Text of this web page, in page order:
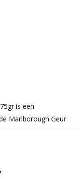
is een
Marlborough Geur